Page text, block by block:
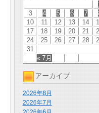
« 7月
3
4 5 6 7
10
11 12 13 14
17
18 19 20 21
24
25 26 27 28
31
アーカイブ
2026年8月
2026年7月